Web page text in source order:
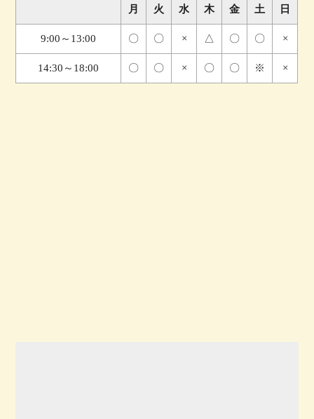
月 火 水 木 金 土 日
9:00～13:00 〇 〇 × △ 〇 〇 ×
14:30～18:00 〇 〇 × 〇 〇 ※ ×